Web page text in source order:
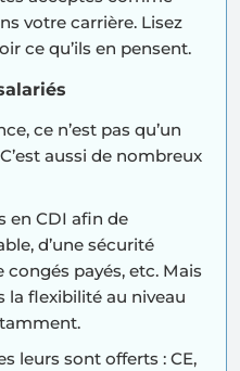
votre carrière. Lisez
ce qu’ils en pensent.
ce n’est pas qu’un
aussi de nombreux
en CDI afin de
, d’une sécurité
congés payés, etc. Mais
la flexibilité au niveau
leurs sont offerts : CE,